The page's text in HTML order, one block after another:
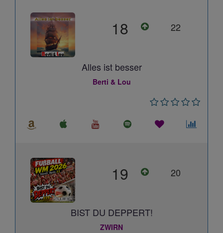
18 22
Alles ist besser
Berti & Lou
19 20
BIST DU DEPPERT!
ZWIRN